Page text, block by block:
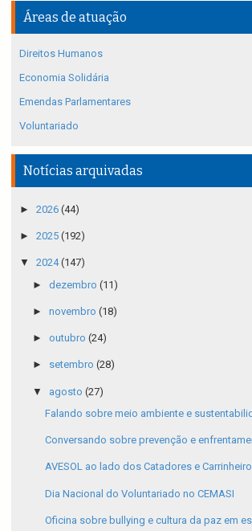
Áreas de atuação
Direitos Humanos
Economia Solidária
Emendas Parlamentares
Voluntariado
Notícias arquivadas
► 2026 (44)
► 2025 (192)
▼ 2024(147)
► dezembro (11)
► novembro (18)
► outubro (24)
► setembro (28)
▼ agosto (27)
Falando sobre meio ambiente e
Conversando sobre prevenção e
AVESOL ao lado dos Catadores e
Dia Nacional do Voluntariado no CEMASI
Oficina sobre bullying e cultura da paz em